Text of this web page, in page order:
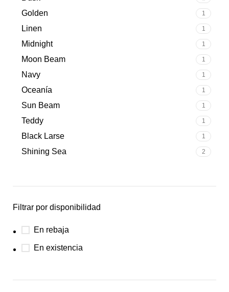
Golden 1
Linen 1
Midnight 1
Moon Beam 1
Navy 1
Oceanía 1
Sun Beam 1
Teddy 1
Black Larse 1
Shining Sea 2
Filtrar por disponibilidad
En rebaja
En existencia